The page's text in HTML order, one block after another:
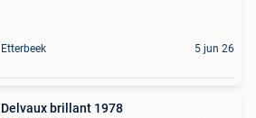
Etterbeek 5 jun 26
Delvaux brillant 1978